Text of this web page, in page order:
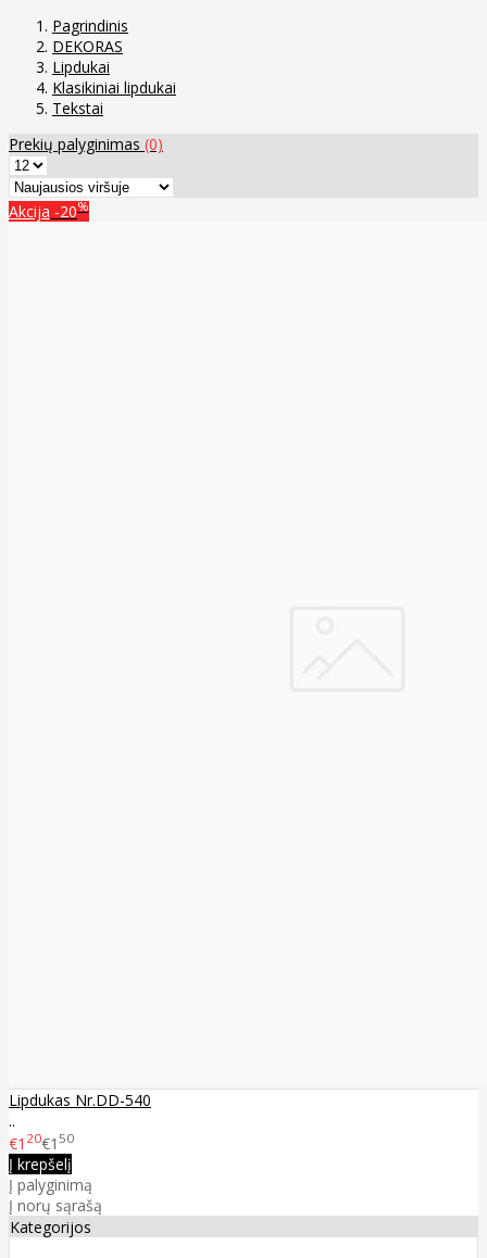
Pagrindinis
DEKORAS
Lipdukai
Klasikiniai lipdukai
Tekstai
Prekių palyginimas (0)
Akcija -20%
Lipdukas Nr.DD-540
..
€1 20€1 50
Į krepšelį
Į palyginimą
Į norų sąrašą
Kategorijos